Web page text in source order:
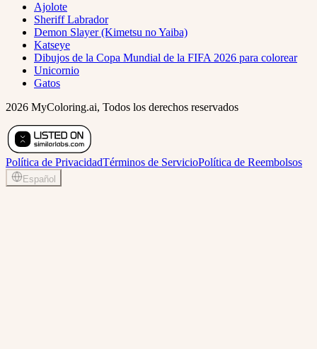
Ajolote
Sheriff Labrador
Demon Slayer (Kimetsu no Yaiba)
Katseye
Dibujos de la Copa Mundial de la FIFA 2026 para colorear
Unicornio
Gatos
2026 MyColoring.ai, Todos los derechos reservados
Política de PrivacidadTérminos de ServicioPolítica de Reembolsos
Español